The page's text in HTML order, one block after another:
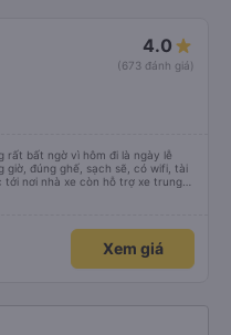
4.0
(673 đánh giá)
rất bất ngờ vì hôm đi là ngày lễ
giờ, đúng ghế, sạch sẽ, có wifi, tài
nơi nhà xe còn hỗ trợ xe trung
nhà xe duy trì được chất lượng
Xem giá